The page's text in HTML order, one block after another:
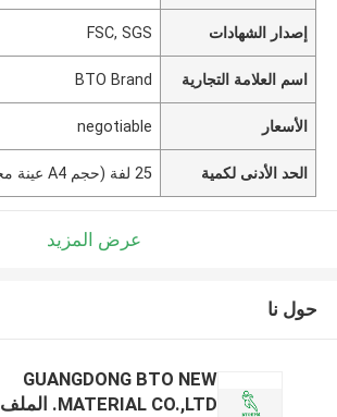
إصدار الشهادات FSC, SGS
اسم العلامة التجارية BTO Brand
الأسعار negotiable
الحد الأدنى لكمية 25 لفة (حجم A4 عينة مجانية)
عرض المزيد
حول نا
GUANGDONG BTO NEW
MATERIAL CO.,LTD. الملف